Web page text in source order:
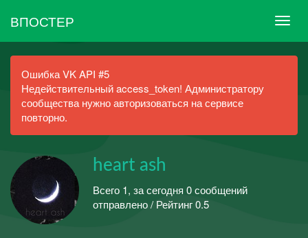
ВПОСТЕР
Ошибка VK API #5
Недействительный access_token! Администратору
сообщества нужно авторизоваться на сервисе
повторно.
heart ash
Всего 1, за сегодня 0 сообщений
отправлено / Рейтинг 0.5